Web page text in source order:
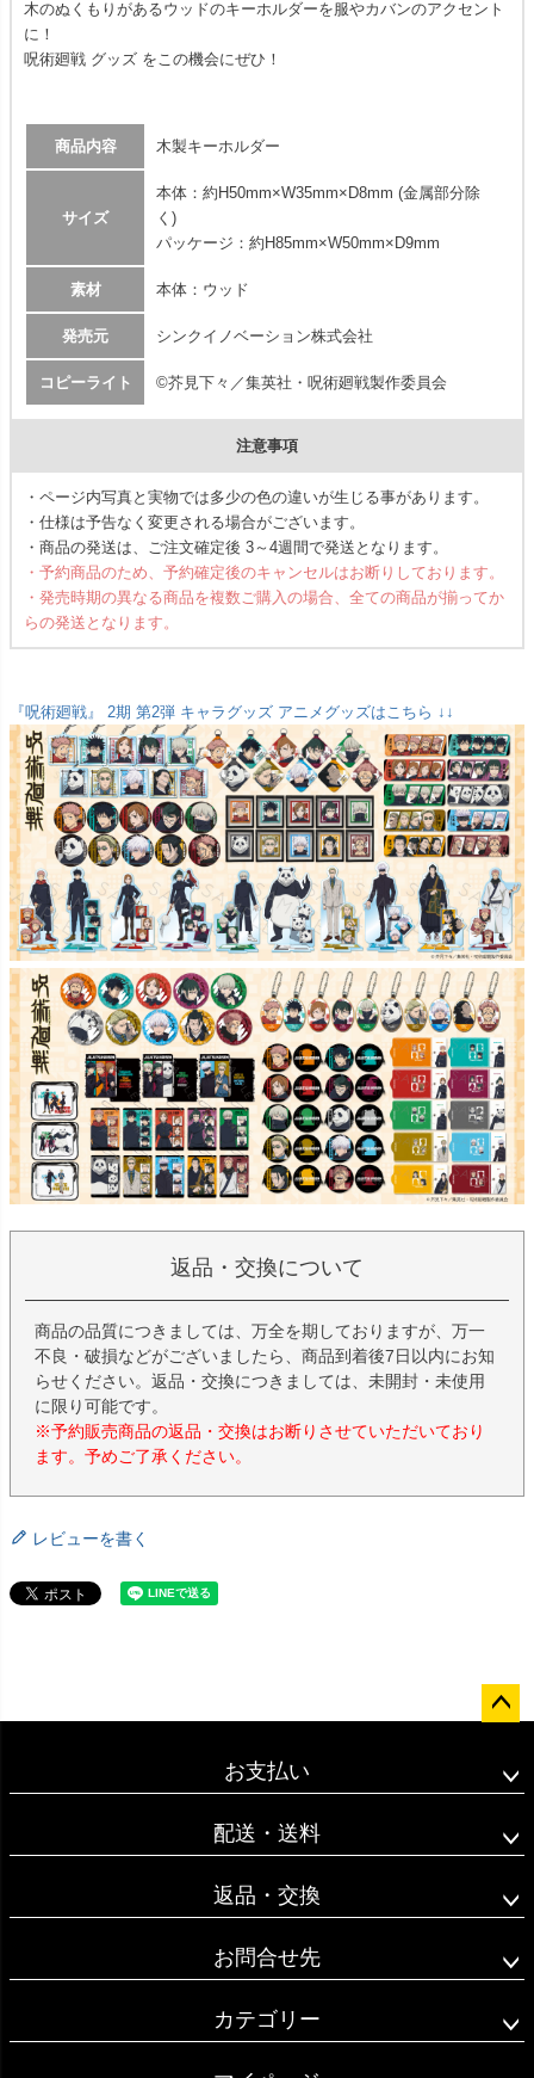
木のぬくもりがあるウッドのキーホルダーを服やカバンのアクセント
に！
呪術廻戦 グッズ をこの機会にぜひ！
商品内容 木製キーホルダー
サイズ
本体：約H50mm×W35mm×D8mm (金属部分除
く)
パッケージ：約H85mm×W50mm×D9mm
素材 本体：ウッド
発売元 シンクイノベーション株式会社
コピーライト ©芥見下々／集英社・呪術廻戦製作委員会
注意事項
・ページ内写真と実物では多少の色の違いが生じる事があります。
・仕様は予告なく変更される場合がございます。
・商品の発送は、ご注文確定後 3～4週間で発送となります。
・予約商品のため、予約確定後のキャンセルはお断りしております。
・発売時期の異なる商品を複数ご購入の場合、全ての商品が揃ってか
らの発送となります。
『呪術廻戦』 2期 第2弾 キャラグッズ アニメグッズはこちら ↓↓
返品・交換について
商品の品質につきましては、万全を期しておりますが、万一
不良・破損などがございましたら、商品到着後7日以内にお知
らせください。返品・交換につきましては、未開封・未使用
に限り可能です。
※予約販売商品の返品・交換はお断りさせていただいており
ます。予めご了承ください。
レビューを書く
ップ
お支払い
配送・送料
返品・交換
お問合せ先
カテゴリー